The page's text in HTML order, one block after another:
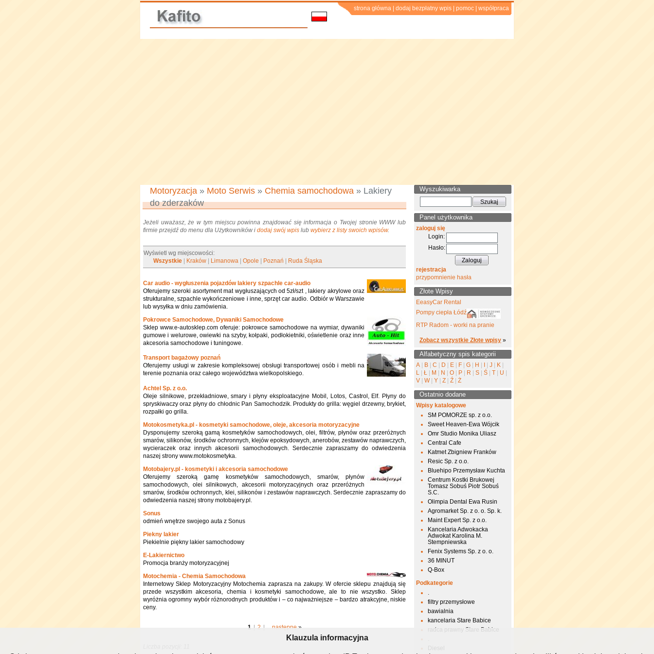
strona główna dodaj bezpłatny wpis pomoc współpraca
Motoryzacja » Moto Serwis » Chemia samochodowa » Lakiery
do zderzaków
Jeżeli uważasz, że w tym miejscu powinna znajdować się informacja o Twojej stronie WWW lub
firmie przejdź do menu dla Użytkowników i dodaj swój wpis lub wybierz z listy swoich wpisów.
Wyświetl wg miejscowości:
Wszystkie
Kraków Limanowa |Opole Poznań Ruda Śląska
Car audio - wygłuszenia pojazdów lakiery szpachle car-audio
Oferujemy szeroki asortyment mat wygłuszających od 5zł/szt , lakiery akrylowe oraz
strukturalne, szpachle wykończeniowe i inne, sprzęt car audio. Odbiór w Warszawie
lub wysyłka w dniu zamówienia.
Pokrowce Samochodowe, Dywaniki Samochodowe
Sklep www.e-autosklep.com oferuje: pokrowce samochodowe na wymiar, dywaniki
gumowe i welurowe, owiewki na szyby, kołpaki, podłokietniki, oświetlenie oraz inne
akcesoria samochodowe i tuningowe.
Transport bagażowy poznań
Oferujemy usługi w zakresie kompleksowej obsługi transportowej osób i mebli na
terenie poznania oraz całego województwa wielkopolskiego.
Achtel Sp. z o.o.
Oleje silnikowe, przekładniowe, smary i płyny eksploatacyjne Mobil, Lotos, Castrol, Elf. Płyny do
spryskiwaczy oraz płyny do chłodnic Pan Samochodzik. Produkty do grilla: węgiel drzewny, brykiet,
rozpałki go grilla.
Motokosmetyka.pl - kosmetyki samochodowe, oleje, akcesoria motoryzacyjne
Dysponujemy szeroką gamą kosmetyków samochodowych, olei, filtrów, płynów oraz przeróżnych
smarów, silikonów, środków ochronnych, klejów epoksydowych, anerobów, zestawów naprawczych,
wycieraczek oraz innych akcesorii samochodowych. Serdecznie zapraszamy do odwiedzenia
naszej strony www.motokosmetyka.
Motobajery.pl - kosmetyki i akcesoria samochodowe
Oferujemy szeroką gamę kosmetyków samochodowych, smarów, płynów
samochodowych, olei silnikowych, akcesorii motoryzacyjnych oraz przeróżnych
smarów, środków ochronnych, klei, silikonów i zestawów naprawczych. Serdecznie zapraszamy do
odwiedzenia naszej strony motobajery.pl.
Sonus
odmień wnętrze swojego auta z Sonus
Piekny lakier
Piekielnie piękny lakier samochodowy
E-Lakiernictwo
Promocja branży motoryzacyjnej
Motochemia - Chemia Samochodowa
Internetowy Sklep Motoryzacyjny Motochemia zaprasza na zakupy. W ofercie sklepu znajdują się
przede wszystkim akcesoria, chemia i kosmetyki samochodowe, ale to nie wszystko. Sklep
wyróżnia ogromny wybór różnorodnych produktów i – co najważniejsze – bardzo atrakcyjne, niskie
ceny.
1 | 2 | następne »
Wyszukiwarka
Panel użytkownika
zaloguj się
Login:
Hasło:
rejestracja
przypomnienie hasła
Złote Wpisy
EeasyCar Rental
Pompy ciepła Łódź
RTP Radom - worki na pranie
Zobacz wszystkie Złote wpisy »
Alfabetyczny spis kategorii
A B C D E F G H J K
L
Ł M N O P R S Ś T U
V
W Y Z Ź Ż
Ostatnio dodane
Wpisy katalogowe
SM POMORZE sp. z o.o.
Sweet Heaven-Ewa Wójcik
Omr Studio Monika Uliasz
Central Cafe
Katmet Zbigniew Franków
Resic Sp. z o.o.
Bluehipo Przemysław Kuchta
Centrum Kostki Brukowej
Tomasz Sobuś Piotr Sobuś
S.C.
Olimpia Dental Ewa Rusin
Agromarket Sp. z o. o. Sp. k.
Maint Expert Sp. z o.o.
Kancelaria Adwokacka
Adwokat Karolina M.
Stempniewska
Fenix Systems Sp. z o. o.
36 MINUT
Q-Box
Podkategorie
.
filtry przemysłowe
bawialnia
kancelaria Stare Babice
radca prawny Stare Babice
Diesel
Klauzula informacyjna